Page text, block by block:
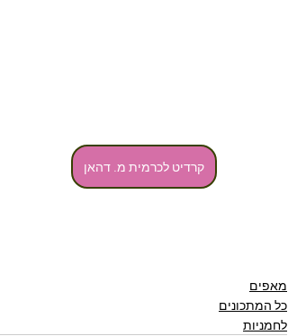
קרדיט לכרמית מ. דהאן
מאפים
כל המתכונים
לחמניות